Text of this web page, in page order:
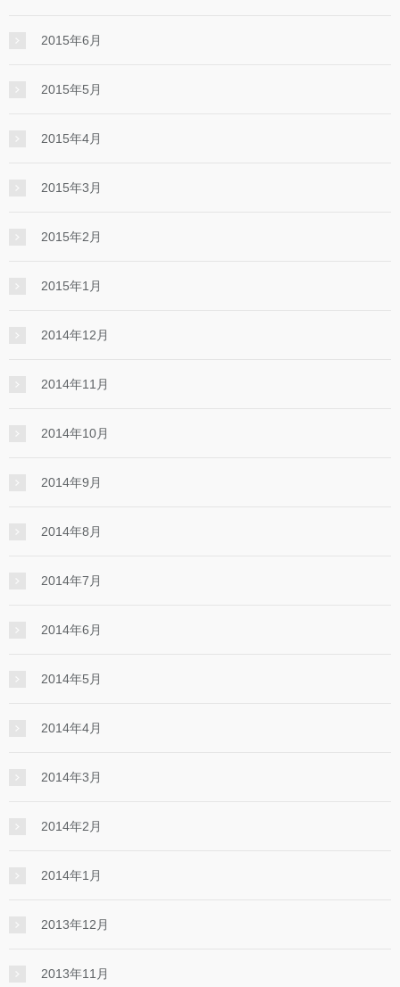
2015年6月
2015年5月
2015年4月
2015年3月
2015年2月
2015年1月
2014年12月
2014年11月
2014年10月
2014年9月
2014年8月
2014年7月
2014年6月
2014年5月
2014年4月
2014年3月
2014年2月
2014年1月
2013年12月
2013年11月